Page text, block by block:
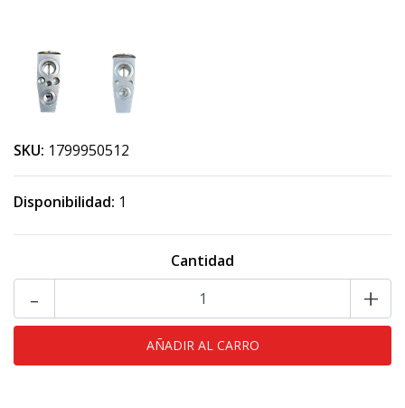
SKU: 1799950512
Disponibilidad: 1
Cantidad
- +